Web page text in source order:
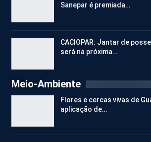
Sanepar é premiada…
CACIOPAR: Jantar de
será na próxima…
Meio-Ambiente
Flores e cercas vivas de
aplicação de…